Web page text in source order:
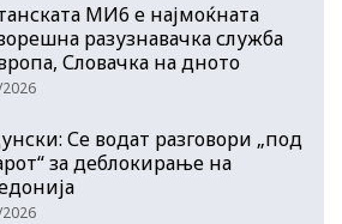
МИ6 е најмоќната
разузнавачка служба
Словачка на дното
Се водат разговори „под
за деблокирање на